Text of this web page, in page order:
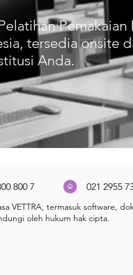
tersedia onsite
Anda.
800 7 021 2955
VETTRA, termasuk software,
oleh hukum hak cipta.